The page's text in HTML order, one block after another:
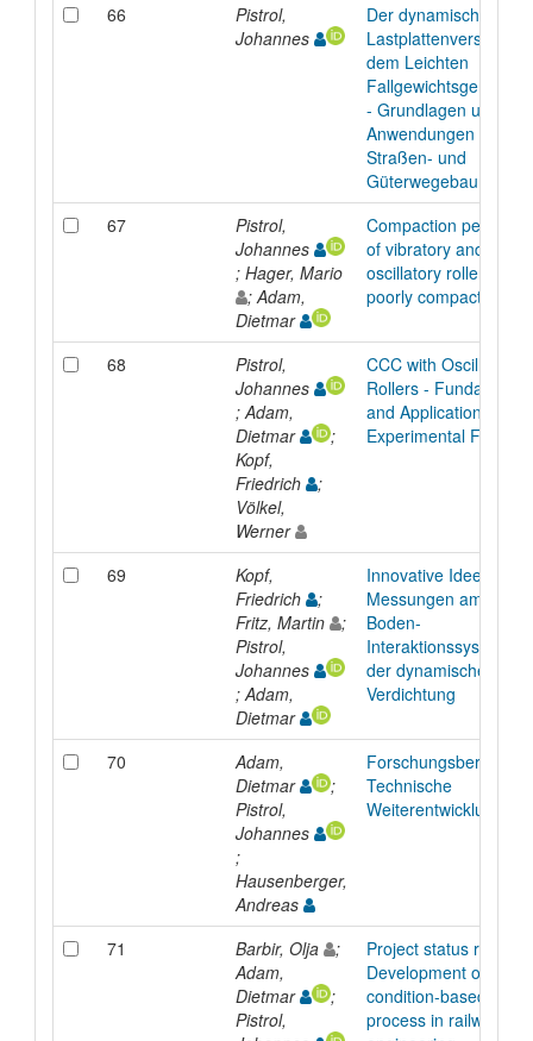
66
Pistrol,
Johannes
Der dynamische
Lastplattenversuch
dem Leichten
Fallgewichtsgerät
- Grundlagen und
Anwendungen im
Straßen- und
Güterwegebau
67
Pistrol,
Johannes
; Hager, Mario
; Adam,
Dietmar
Compaction
of vibratory and
oscillatory rollers on
poorly compacted
68
Pistrol,
Johannes
; Adam,
Dietmar
;
Kopf,
Friedrich
;
Völkel,
Werner
CCC with Oscillating
Rollers -
and Application in
Experimental Field
69
Kopf,
Friedrich
;
Fritz, Martin
;
Pistrol,
Johannes
; Adam,
Dietmar
Innovative Ideen bei
Messungen am
Boden-
Interaktionssystem
der dynamischen
Verdichtung
70
Adam,
Dietmar
;
Pistrol,
Johannes
;
Hausenberger,
Andreas
Forschungsbericht
Technische
Weiterentwicklung
71 Barbir, Olja
;
Adam,
Dietmar
;
Pistrol,
Project status report -
Development of
condition-based
process in railway